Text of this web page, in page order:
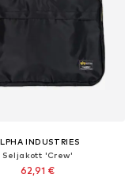
INDUSTRIES
Seljakott 'Crew'
62,91 €